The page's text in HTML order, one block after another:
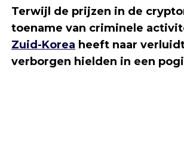
Terwijl de prijzen in de
toename van criminele
Zuid-Korea heeft naar
verborgen hielden in een